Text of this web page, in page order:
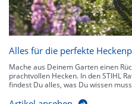
Alles für die perfekte
Mache aus Deinem Garten einen
prachtvollen Hecken. In den STIHL
findest Du alles, was Du wissen